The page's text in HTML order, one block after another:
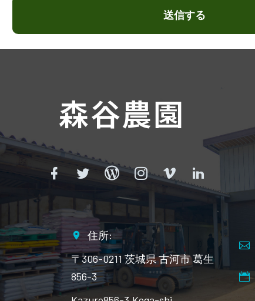
森谷農園
住所:
〒306-0211 茨城県 古河市 葛生
856-3